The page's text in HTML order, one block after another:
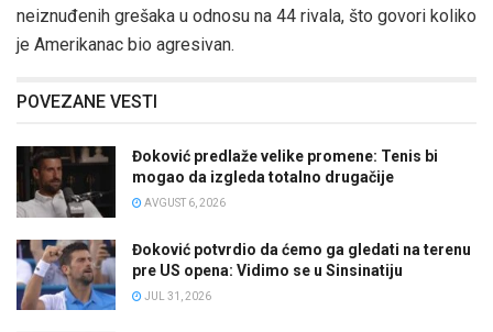
neiznuđenih grešaka u odnosu na 44 rivala, što govori koliko
je Amerikanac bio agresivan.
POVEZANE VESTI
Đoković predlaže velike promene: Tenis bi
mogao da izgleda totalno drugačije
AVGUST 6, 2026
Đoković potvrdio da ćemo ga gledati na terenu
pre US opena: Vidimo se u Sinsinatiju
JUL 31, 2026